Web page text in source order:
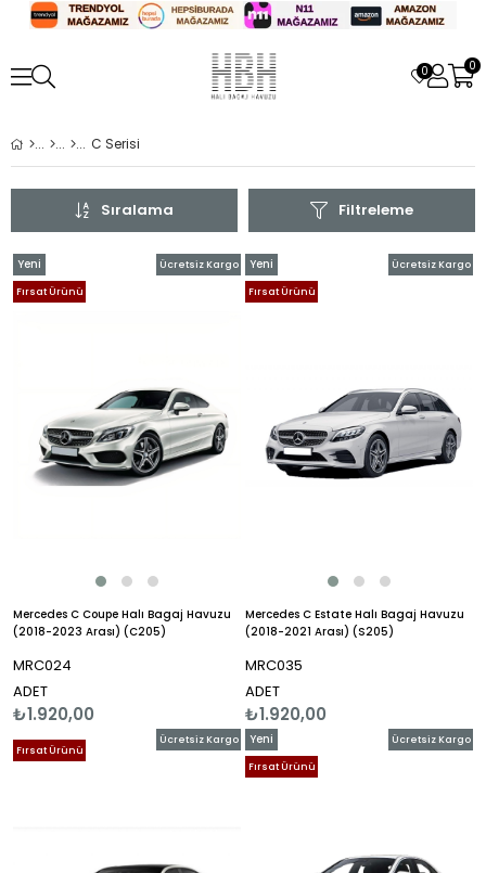
0 0
C Serisi
Filtreleme
Sıralama
Mercedes C Coupe Halı Bagaj Havuzu
(2018-2023 Arası) (C205)
MRC024
ADET
₺1.920,00
Ücretsiz Kargo
Yeni
Ürün
Fırsat Ürünü
Mercedes C Estate Halı Bagaj Havuzu
(2018-2021 Arası) (S205)
MRC035
ADET
₺1.920,00
Ücretsiz Kargo
Yeni
Ürün
Fırsat Ürünü
Ücretsiz Kargo
Fırsat Ürünü
Ücretsiz Kargo
Yeni
Ürün
Fırsat Ürünü